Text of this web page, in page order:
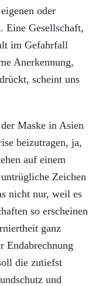
oder
Eine Gesellschaft,
im Gefahrfall
Anerkennung,
scheint uns
Maske in Asien
beizutragen, ja,
auf einem
Zeichen
nicht nur, weil es
so erscheinen
ganz
Endabrechnung
die zutiefst
und